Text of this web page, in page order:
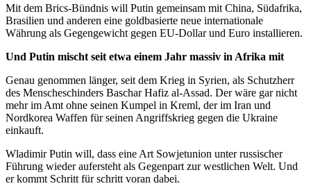
Mit dem Brics-Bündnis will Putin gemeinsam mit China, Südafrika,
Brasilien und anderen eine goldbasierte neue internationale
Währung als Gegengewicht gegen EU-Dollar und Euro installieren.
Und Putin mischt seit etwa einem Jahr massiv in Afrika mit
Genau genommen länger, seit dem Krieg in Syrien, als Schutzherr
des Menscheschinders Baschar Hafiz al-Assad. Der wäre gar nicht
mehr im Amt ohne seinen Kumpel in Kreml, der im Iran und
Nordkorea Waffen für seinen Angriffskrieg gegen die Ukraine
einkauft.
Wladimir Putin will, dass eine Art Sowjetunion unter russischer
Führung wieder aufersteht als Gegenpart zur westlichen Welt. Und
er kommt Schritt für schritt voran dabei.